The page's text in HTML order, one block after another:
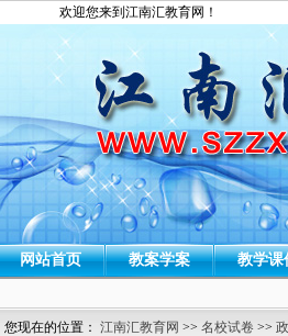
欢迎您来到江南汇教育网！
网站首页 教案学案 教学课
您现在的位置： 江南汇教育网 >> 名校试卷 >>